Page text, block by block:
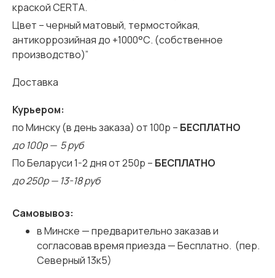
краской CERTA.
Цвет – черный матовый, термостойкая,
антикоррозийная до +1000°С. (собственное
производство)”
Доставка
Курьером:
по Минску (в день заказа) от 100р – БЕСПЛАТНО
до 100р — 5 руб
По Беларуси 1-2 дня от 250р – БЕСПЛАТНО
до 250р — 13-18 руб
Самовывоз:
в Минске — предварительно заказав и
согласовав время приезда — Бесплатно. (пер.
Северный 13к5)